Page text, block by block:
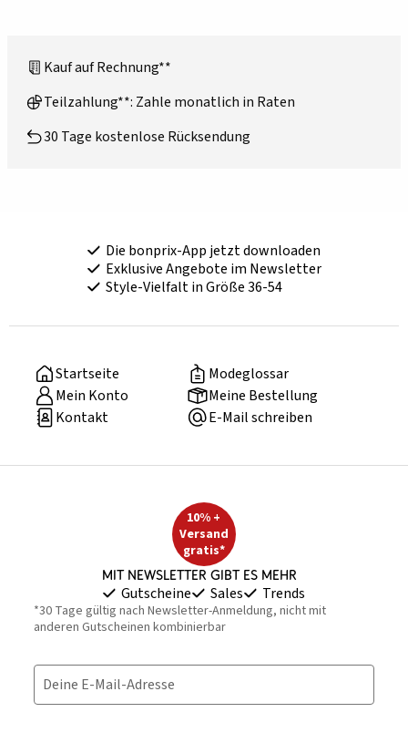
Kauf auf Rechnung**
Teilzahlung**: Zahle monatlich in Raten
30 Tage kostenlose Rücksendung
Die bonprix-App jetzt downloaden
Exklusive Angebote im Newsletter
Style-Vielfalt in Größe 36-54
Startseite
Modeglossar
Mein Konto
Meine Bestellung
Kontakt
E-Mail schreiben
10% +
Versand
gratis*
Mit Newsletter gibt es mehr
Gutscheine Sales Trends
*30 Tage gültig nach Newsletter-Anmeldung, nicht mit
anderen Gutscheinen kombinierbar
Deine E-Mail-Adresse